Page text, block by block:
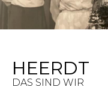
HEERDT
DAS SIND WIR